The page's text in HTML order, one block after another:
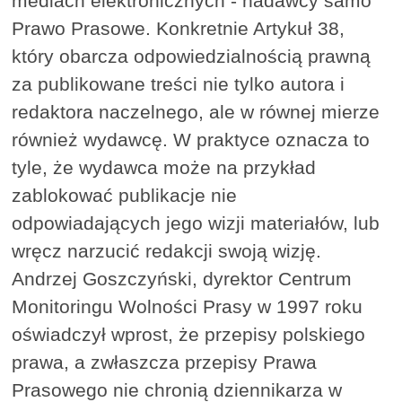
Prawo Prasowe. Konkretnie Artykuł 38,
który obarcza odpowiedzialnością prawną
za publikowane treści nie tylko autora i
redaktora naczelnego, ale w równej mierze
również wydawcę. W praktyce oznacza to
tyle, że wydawca może na przykład
zablokować publikacje nie
odpowiadających jego wizji materiałów, lub
wręcz narzucić redakcji swoją wizję.
Andrzej Goszczyński, dyrektor Centrum
Monitoringu Wolności Prasy w 1997 roku
oświadczył wprost, że przepisy polskiego
prawa, a zwłaszcza przepisy Prawa
Prasowego nie chronią dziennikarza w